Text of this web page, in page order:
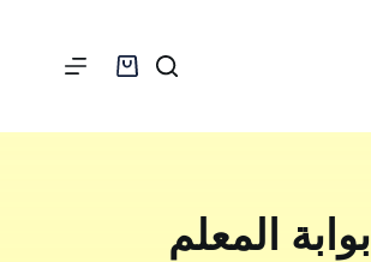
بوابة المعلم